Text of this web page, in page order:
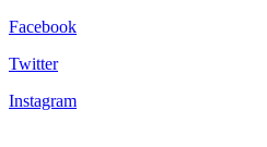
Facebook
Twitter
Instagram